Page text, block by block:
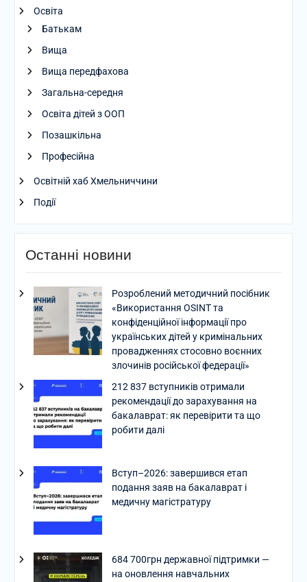
Освіта
Батькам
Вища
Вища передфахова
Загальна-середня
Освіта дітей з ООП
Позашкільна
Професійна
Освітній хаб Хмельниччини
Події
Останні новини
Розроблений методичний посібник
«Використання OSINT та
конфіденційної інформації про
українських дітей у кримінальних
провадженнях стосовно воєнних
злочинів російської федерації»
212 837 вступників отримали
рекомендації до зарахування на
бакалаврат: як перевірити та що
робити далі
Вступ–2026: завершився етап
подання заяв на бакалаврат і
медичну магістратуру
684 700грн державної підтримки —
на оновлення навчальних